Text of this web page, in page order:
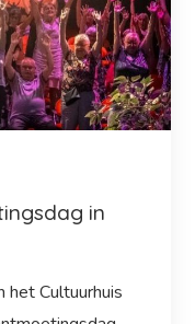
in
het Cultuurhuis